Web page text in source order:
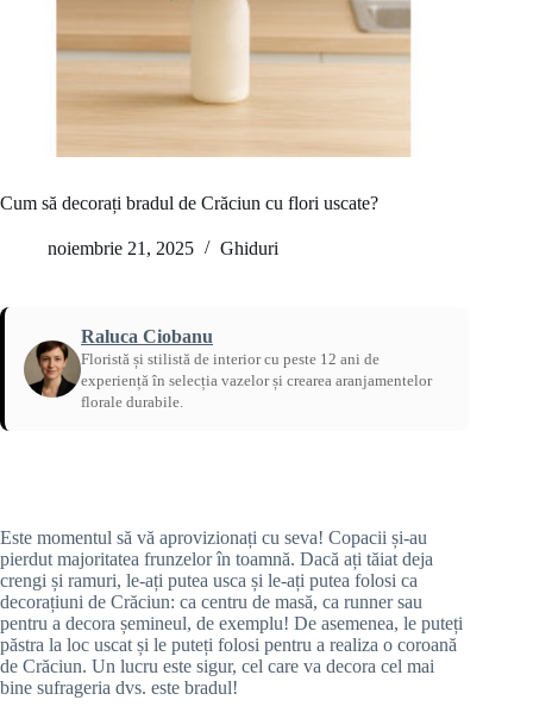
Cum să decorați bradul de Crăciun cu flori uscate?
noiembrie 21, 2025 Ghiduri
Raluca Ciobanu
Floristă și stilistă de interior cu peste 12 ani de
experiență în selecția vazelor și crearea aranjamentelor
florale durabile.
Este momentul să vă aprovizionați cu seva! Copacii și-au
pierdut majoritatea frunzelor în toamnă. Dacă ați tăiat deja
crengi și ramuri, le-ați putea usca și le-ați putea folosi ca
decorațiuni de Crăciun: ca centru de masă, ca runner sau
pentru a decora șemineul, de exemplu! De asemenea, le puteți
păstra la loc uscat și le puteți folosi pentru a realiza o coroană
de Crăciun. Un lucru este sigur, cel care va decora cel mai
bine sufrageria dvs. este bradul!